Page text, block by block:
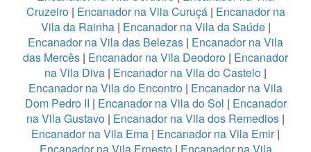
Cruzeiro | Encanador na Vila Curuçá | Encanador na
Vila da Rainha | Encanador na Vila da Saúde|
Encanador na Vila das Belezas | Encanador na Vila
das Mercês | Encanador na Vila Deodoro | Encanador
na Vila Diva | Encanador na Vila do Castelo |
Encanador na Vila do Encontro | Encanador na Vila
Dom Pedro II | Encanador na Vila do Sol | Encanador
na Vila Gustavo | Encanador na Vila dos Remedios |
Encanador na Vila Ema | Encanador na Vila Emir|
Encanador na Vila Ernesto| Encanador na Vila